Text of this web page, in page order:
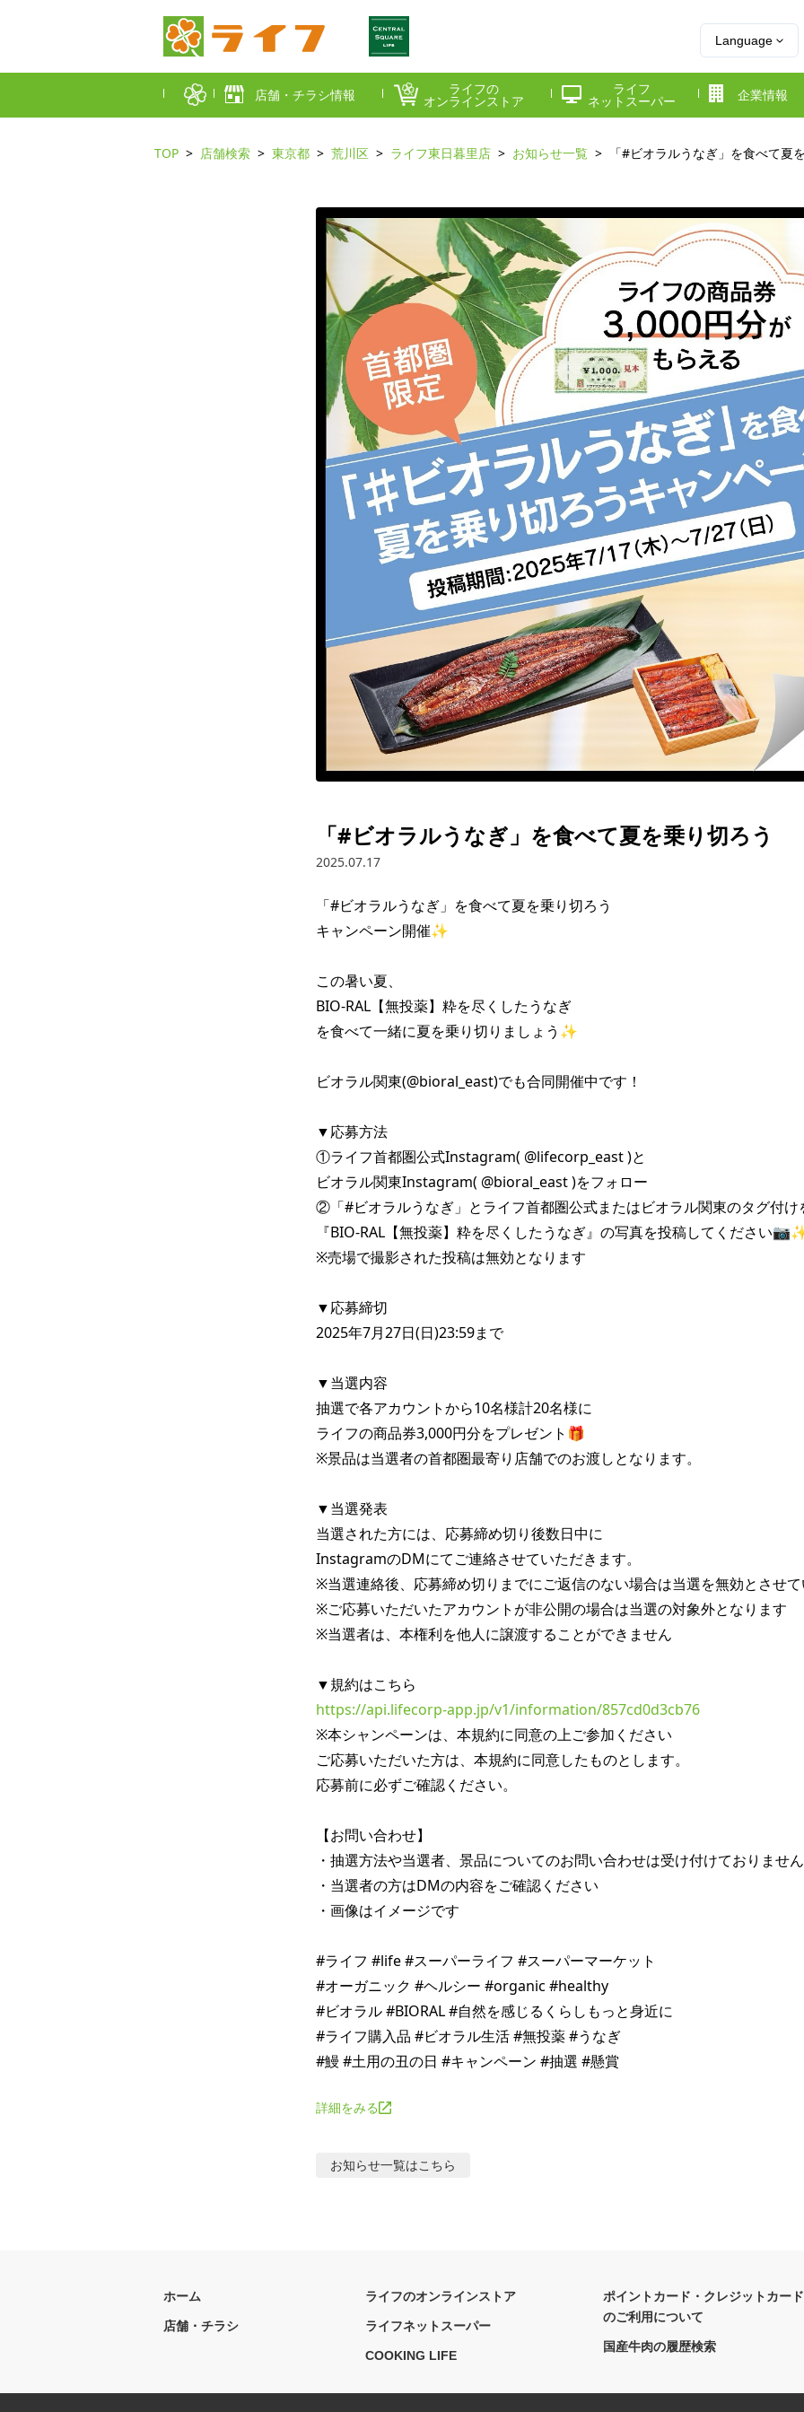
Language
店舗・チラシ情報
大阪府 京都府
ライフの
オンラインストア
ライフ
ネットスーパー
企業情報
TOP 店舗検索 東京都 荒川区 ライフ東日暮里店 お知らせ一覧 「#ビオラルうなぎ」を食べて夏
「#ビオラルうなぎ」を食べて夏を乗り切ろう
2025.07.17
「#ビオラルうなぎ」を食べて夏を乗り切ろう
キャンペーン開催✨
この暑い夏、
BIO-RAL【無投薬】粋を尽くしたうなぎ
を食べて一緒に夏を乗り切りましょう✨
ビオラル関東(@bioral_east)でも合同開催中です！
▼応募方法
①ライフ首都圏公式Instagram( @lifecorp_east )と
ビオラル関東Instagram( @bioral_east )をフォロー
②「#ビオラルうなぎ」とライフ首都圏公式またはビオラル関東のタグ付け
『BIO-RAL【無投薬】粋を尽くしたうなぎ』の写真を投稿してください
※売場で撮影された投稿は無効となります
▼応募締切
2025年7月27日(日)23:59まで
▼当選内容
抽選で各アカウントから10名様計20名様に
ライフの商品券3,000円分をプレゼント🎁
※景品は当選者の首都圏最寄り店舗でのお渡しとなります。
▼当選発表
当選された方には、応募締め切り後数日中に
InstagramのDMにてご連絡させていただきます。
※当選連絡後、応募締め切りまでにご返信のない場合は当選を無効とさせ
※ご応募いただいたアカウントが非公開の場合は当選の対象外となります
※当選者は、本権利を他人に譲渡することができません
https://api.lifecorp-app.jp/v1/information/857cd0d3cb76
※本シャンペーンは、本規約に同意の上ご参加ください
ご応募いただいた方は、本規約に同意したものとします。
応募前に必ずご確認ください。
【お問い合わせ】
・抽選方法や当選者、景品についてのお問い合わせは受け付けておりません
・当選者の方はDMの内容をご確認ください
・画像はイメージです
#ライフ #life #スーパーライフ #スーパーマーケット
#オーガニック #ヘルシー #organic #healthy
#ビオラル #BIORAL #自然を感じるくらしもっと身近に
#ライフ購入品 #ビオラル生活 #無投薬 #うなぎ
詳細をみる
お知らせ一覧はこちら
ホーム
店舗・チラシ
ライフのオンラインストア
ライフネットスーパー
COOKING LIFE
ポイントカード・クレジットカード
のご利用について
国産牛肉の履歴検索